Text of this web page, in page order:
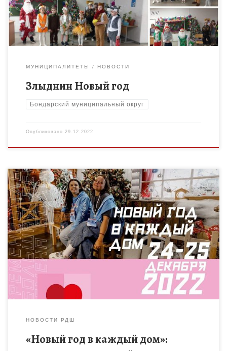
МУНИЦИПАЛИТЕТЫ НОВОСТИ
Злыднин Новый год
Бондарский муниципальный округ
Опубликовано 29.12.2022
В период с 19 по 25 декабря 2022 года в сообществе
«Большая перемена» прошла Всероссийская акция «Новый
год в каждый дом». Школьники Тамбовской области
подготовили […]
НОВОСТИ РДШ
«Новый год в каждый дом»: